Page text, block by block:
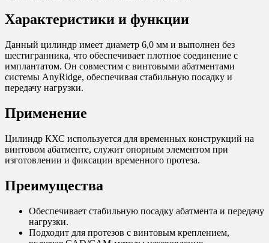
Характеристики и функции
Данный цилиндр имеет диаметр 6,0 мм и выполнен без
шестигранника, что обеспечивает плотное соединение с
имплантатом. Он совместим с винтовыми абатментами
системы AnyRidge, обеспечивая стабильную посадку и
передачу нагрузки.
Применение
Цилиндр КХС используется для временных конструкций на
винтовом абатменте, служит опорным элементом при
изготовлении и фиксации временного протеза.
Преимущества
Обеспечивает стабильную посадку абатмента и передачу
нагрузки.
Подходит для протезов с винтовым креплением,